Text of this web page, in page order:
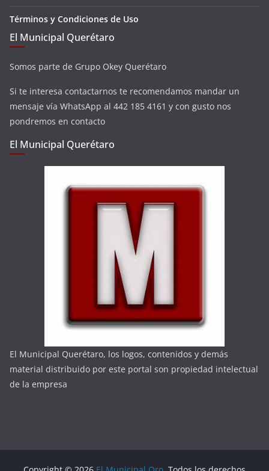
Términos y Condiciones de Uso
El Municipal Querétaro
Somos parte de Grupo Okey Querétaro
Si te interesa contactarnos te recomendamos mandar un
mensaje vía WhatsApp al 442 185 4161 y con gusto nos
pondremos en contacto
El Municipal Querétaro
El Municipal Querétaro, los logos, contenidos y demás
material distribuido por este portal son propiedad intelectual
de la empresa